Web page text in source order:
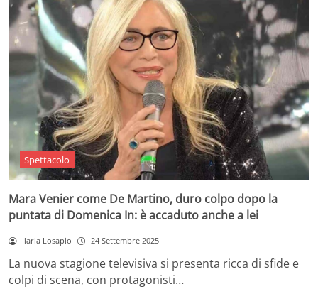
Spettacolo
Mara Venier come De Martino, duro colpo dopo la
puntata di Domenica In: è accaduto anche a lei
Ilaria Losapio 24 Settembre 2025
La nuova stagione televisiva si presenta ricca di sfide e
colpi di scena, con protagonisti…